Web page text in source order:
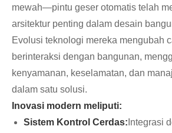
mewah—pintu geser otomatis telah
arsitektur penting dalam desain
Evolusi teknologi mereka mengubah
berinteraksi dengan bangunan,
kenyamanan, keselamatan, dan
dalam satu solusi.
Inovasi modern meliputi:
Sistem Kontrol Cerdas: Integrasi